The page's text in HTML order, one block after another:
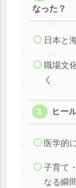
なった？
日本と
職場文
く
ヒー
医学的
子育て
なる瞬間